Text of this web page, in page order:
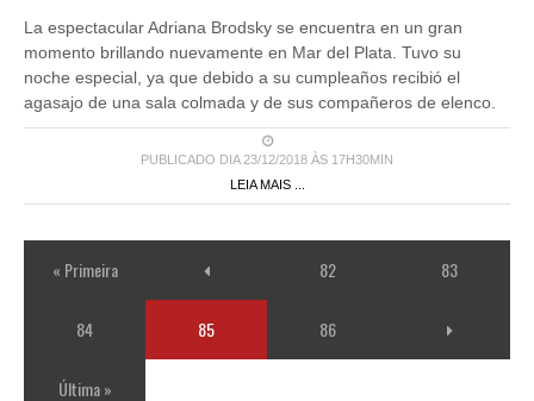
La espectacular Adriana Brodsky se encuentra en un gran
momento brillando nuevamente en Mar del Plata. Tuvo su
noche especial, ya que debido a su cumpleaños recibió el
agasajo de una sala colmada y de sus compañeros de elenco.
PUBLICADO DIA 23/12/2018 ÀS 17H30MIN
LEIA MAIS ...
« Primeira 82 83
84 85 86
Última »